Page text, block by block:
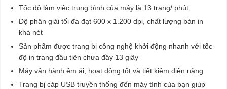
Tốc độ làm việc trung bình của máy là 13 trang/ phút
Độ phân giải tối đa đạt 600 x 1.200 dpi, chất lượng bản in
khá nét
Sản phẩm được trang bị công nghệ khởi động nhanh với tốc
độ in trang đầu tiên chưa đầy 13 giây
Máy vận hành êm ái, hoạt động tốt và tiết kiệm điện năng
Trang bị cáp USB truyền thống đến máy tính của bạn giúp